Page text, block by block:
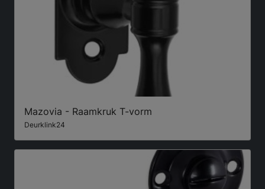
Mazovia - Raamkruk T-vorm
Deurklink24